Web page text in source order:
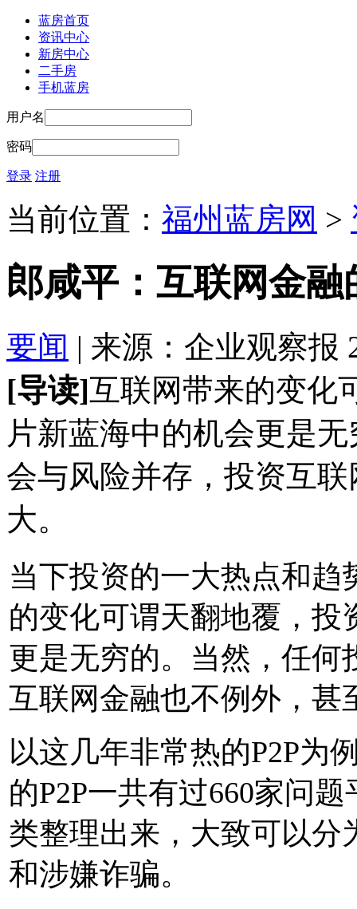
蓝房首页
资讯中心
新房中心
二手房
手机蓝房
用户名
密码
登录 注册
当前位置： 福州蓝房网 >
郎咸平：互联网金
要闻 | 来源：企业观察报
[导读]互联网带来的变化
片新蓝海中的机会更是
会与风险并存，投资互
大。
当下投资的一大热点和
的变化可谓天翻地覆，投
更是无穷的。当然，任何
互联网金融也不例外，甚
以这几年非常热的P2P为
的P2P一共有过660家问
类整理出来，大致可以分
和涉嫌诈骗。